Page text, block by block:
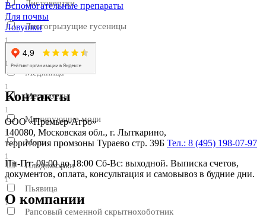
Листовертки
1
Листогрызущие гусеницы
1
Ложнощитовки
1
Медяница
1
Мертвоеды
1
Минирующие моли
1
Моли
1
Плодожорки
1
Пьявица
1
Рапсовый семенной скрытнохоботник
Вспомогательные препараты
Для почвы
Ловушки
Контакты
ООО «Премьер-Агро»
140080, Московская обл., г. Лыткарино,
территория промзоны Тураево стр. 39Б Тел.: 8 (495) 198-07-97
Пн-Пт: 08:00 до 18:00 Сб-Вс: выходной. Выписка счетов,
документов, оплата, консультация и самовывоз в будние дни.
О компании